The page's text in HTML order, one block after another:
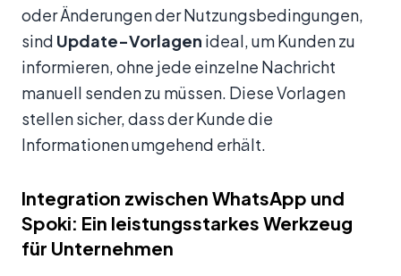
oder Änderungen der Nutzungsbedingungen,
sind Update-Vorlagen ideal, um Kunden zu
informieren, ohne jede einzelne Nachricht
manuell senden zu müssen. Diese Vorlagen
stellen sicher, dass der Kunde die
Informationen umgehend erhält.
Integration zwischen WhatsApp und
Spoki: Ein leistungsstarkes Werkzeug
für Unternehmen